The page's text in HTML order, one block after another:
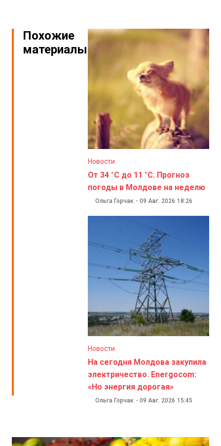
Похожие
материалы
Новости
От 34 °C до 11 °C. Прогноз
погоды в Молдове на неделю
Ольга Горчак - 09 Авг. 2026 18:26
Новости
На сегодня Молдова закупила
электричество. Energocom:
«Но энергия дорогая»
Ольга Горчак - 09 Авг. 2026 15:45